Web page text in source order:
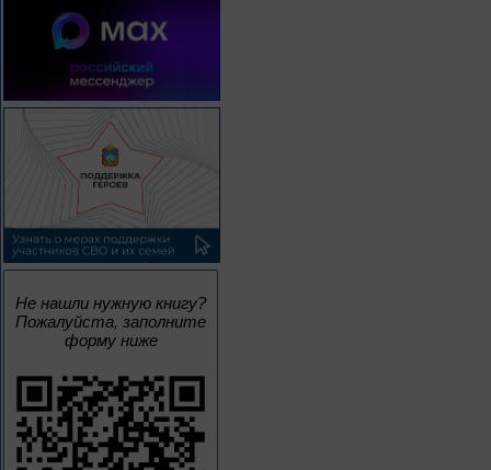
Не нашли нужную книгу?
Пожалуйста, заполните
форму ниже